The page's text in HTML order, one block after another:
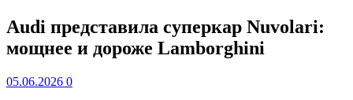
Audi представила суперкар Nuvolari:
мощнее и дороже Lamborghini
05.06.2026 0